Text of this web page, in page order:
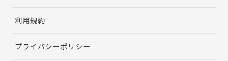
利用規約
プライバシーポリシー